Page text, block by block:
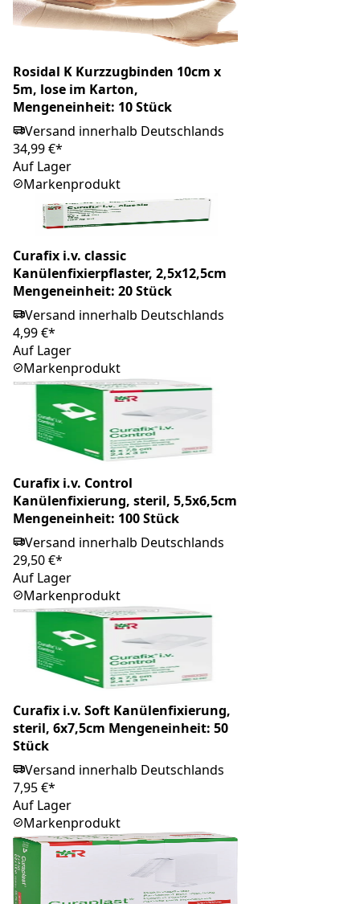
Rosidal K Kurzzugbinden 10cm x
5m, lose im Karton,
Mengeneinheit: 10 Stück
Versand innerhalb Deutschlands
34,99 €*
Auf Lager
Markenprodukt
Curafix i.v. classic
Kanülenfixierpflaster, 2,5x12,5cm
Mengeneinheit: 20 Stück
Versand innerhalb Deutschlands
4,99 €*
Auf Lager
Markenprodukt
Curafix i.v. Control
Kanülenfixierung, steril, 5,5x6,5cm
Mengeneinheit: 100 Stück
Versand innerhalb Deutschlands
29,50 €*
Auf Lager
Markenprodukt
Curafix i.v. Soft Kanülenfixierung,
steril, 6x7,5cm Mengeneinheit: 50
Stück
Versand innerhalb Deutschlands
7,95 €*
Auf Lager
Markenprodukt